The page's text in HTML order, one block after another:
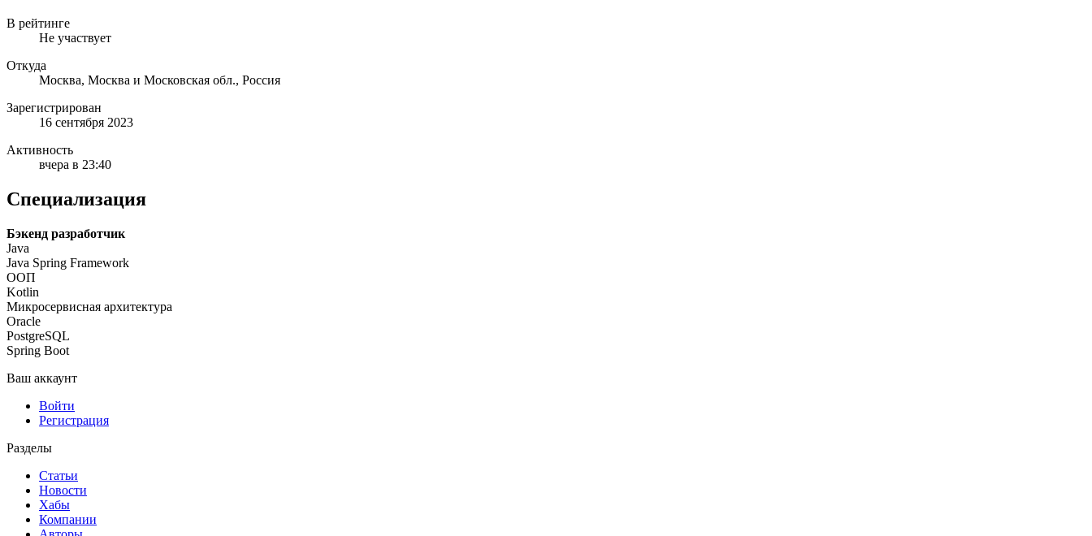
В рейтинге
Не участвует
Откуда
Москва, Москва и Московская обл., Россия
Зарегистрирован
16 сентября 2023
Активность
вчера в 23:40
Специализация
Бэкенд разработчик
Java
Java Spring Framework
ООП
Kotlin
Микросервисная архитектура
Oracle
PostgreSQL
Spring Boot
Ваш аккаунт
Войти
Регистрация
Разделы
Статьи
Новости
Хабы
Компании